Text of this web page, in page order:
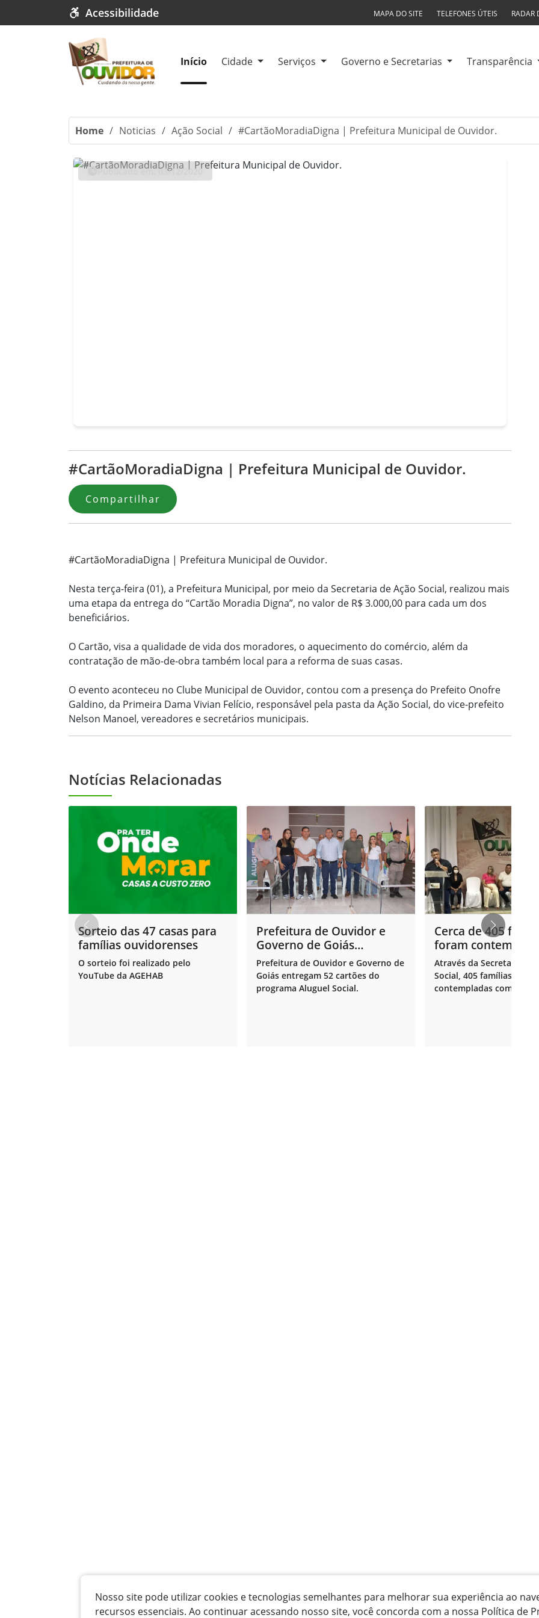
Acessibilidade MAPA DO SITE TELEFONES ÚTEIS RADAR
Início Cidade Serviços Governo e Secretarias Transparência
Home / Noticias / Ação Social / #CartãoMoradiaDigna | Prefeitura Municipal de Ouvidor.
Publicado em: 03/12/2020
#CartãoMoradiaDigna | Prefeitura Municipal de Ouvidor.
Compartilhar
#CartãoMoradiaDigna | Prefeitura Municipal de Ouvidor.
Nesta terça-feira (01), a Prefeitura Municipal, por meio da Secretaria de Ação Social, realizou mais
uma etapa da entrega do “Cartão Moradia Digna”, no valor de R$ 3.000,00 para cada um dos
beneficiários.
O Cartão, visa a qualidade de vida dos moradores, o aquecimento do comércio, além da
contratação de mão-de-obra também local para a reforma de suas casas.
O evento aconteceu no Clube Municipal de Ouvidor, contou com a presença do Prefeito Onofre
Galdino, da Primeira Dama Vivian Felício, responsável pela pasta da Ação Social, do vice-prefeito
Nelson Manoel, vereadores e secretários municipais.
Notícias Relacionadas
Sorteio das 47 casas para
famílias ouvidorenses
O sorteio foi realizado pelo
YouTube da AGEHAB
Prefeitura de Ouvidor e
Governo de Goiás
entregam 52 cartões do
programa Aluguel Social.
Prefeitura de Ouvidor e Governo de
Goiás entregam 52 cartões do
programa Aluguel Social.
Cerca de 405
foram
o cartão Moradia
Através da Secretaria de
Social, 405 famílias foram
contempladas com o
Prefeitura de Ouvidor
pequenas obras e
Nosso site pode utilizar cookies e tecnologias semelhantes para melhorar sua experiência ao
recursos essenciais. Ao continuar acessando nosso site, você concorda com a nossa Política de